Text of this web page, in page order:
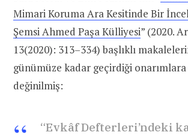
Mimari Koruma Ara Kesitinde Bir
Şemsi Ahmed Paşa Külliyesi” (2020.
13(2020): 313–334) başlıklı
günümüze kadar geçirdiği
değinilmiş:
“Evkâf Defterleri’ndeki